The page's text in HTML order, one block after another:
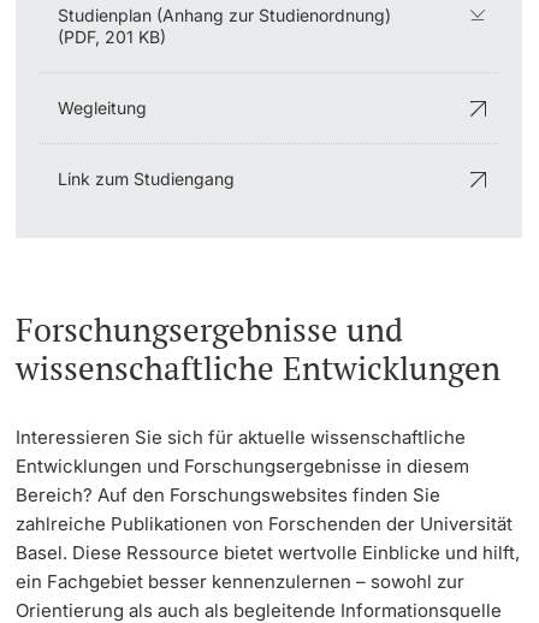
Studienplan (Anhang zur Studienordnung)
(PDF, 201 KB)
Wegleitung
Link zum Studiengang
Forschungsergebnisse und
wissenschaftliche Entwicklungen
Interessieren Sie sich für aktuelle wissenschaftliche
Entwicklungen und Forschungsergebnisse in diesem
Bereich? Auf den Forschungswebsites finden Sie
zahlreiche Publikationen von Forschenden der Universität
Basel. Diese Ressource bietet wertvolle Einblicke und hilft,
ein Fachgebiet besser kennenzulernen – sowohl zur
Orientierung als auch als begleitende Informationsquelle